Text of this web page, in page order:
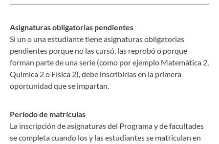
Asignaturas obligatorias pendientes
Si un o una estudiante tiene asignaturas obligatorias
pendientes porque no las cursó, las reprobó o porque
forman parte de una serie (como por ejemplo Matemática 2,
Química 2 o Física 2), debe inscribirlas en la primera
oportunidad que se impartan.
Período de matrículas
La inscripción de asignaturas del Programa y de facultades
se completa cuando los y las estudiantes se matriculan en